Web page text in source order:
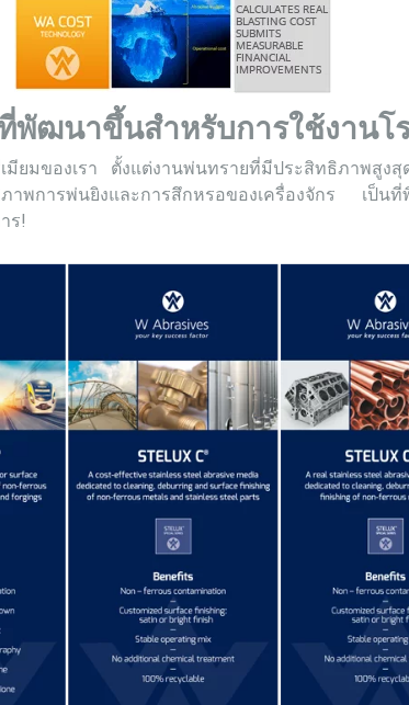
ฒนาขึ้นสำหรับการใช้งานโ
มของเรา ตั้งแต่งานพ่นทรายที่มีประสิทธิภาพสูงสุ
าพการพ่นยิงและการสึกหรอของเครื่องจักร เป็น
ร!